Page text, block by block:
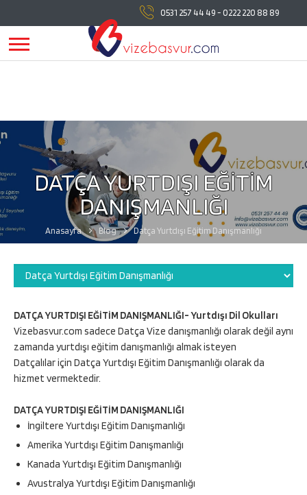
tüm vize başvuru işlemlerinde
yanınızda!vizebasvur.comgünümüzün sürekli değişen
koşullarına uygun olarak farklı alanlarda hizmet vermeye,
hizmetlerine yeni konular eklemeye devam ediyor.
0531 257 44 49 - 0222 220 88 89
DATÇA YURTDIŞI EĞİTİM
DANIŞMANLIĞI
Anasayfa Blog Datça Yurtdışı Eğitim Danışmanlığı
DATÇA YURTDIŞI EĞİTİM DANIŞMANLIĞI- Yurtdışı Dil Okulları
Vizebasvur.com sadece Datça Vize danışmanlığı olarak değil aynı
zamanda yurtdışı eğitim danışmanlığı almak isteyen
Datçalılar için Datça Yurtdışı Eğitim Danışmanlığı olarak da
hizmet vermektedir.
DATÇA YURTDIŞI EĞİTİM DANIŞMANLIĞI
İngiltere Yurtdışı Eğitim Danışmanlığı
Amerika Yurtdışı Eğitim Danışmanlığı
Kanada Yurtdışı Eğitim Danışmanlığı
Avustralya Yurtdışı Eğitim Danışmanlığı